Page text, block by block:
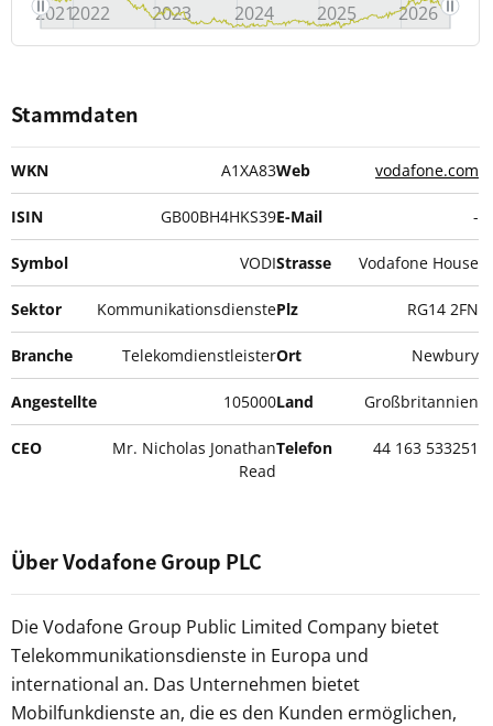
20212022 2023 2024 2025 2026
Stammdaten
WKN A1XA83
ISIN GB00BH4HKS39
Symbol VODI
Sektor Kommunikationsdienste
Branche Telekomdienstleister
Angestellte 105000
CEO
Mr. Nicholas Jonathan
Read
Web vodafone.com
E-Mail -
Strasse Vodafone House
Plz RG14 2FN
Ort Newbury
Land Großbritannien
Telefon 44 163 533251
Über Vodafone Group PLC
Die Vodafone Group Public Limited Company bietet
Telekommunikationsdienste in Europa und
international an. Das Unternehmen bietet
Mobilfunkdienste an, die es den Kunden ermöglichen,